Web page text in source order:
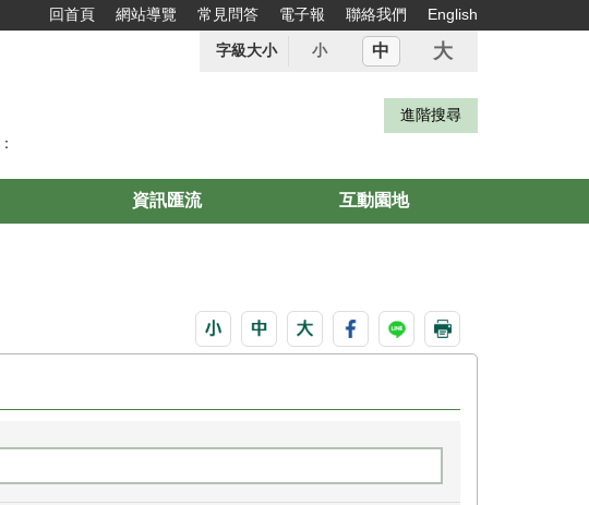
回首頁 網站導覽 常見問答 電子報 聯絡我們 English
字級大小 小 中 大
資訊匯流 互動園地